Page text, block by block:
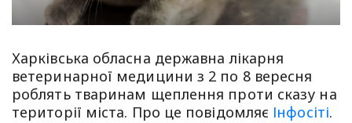
Харківська обласна державна лікарня
ветеринарної медицини з 2 по 8 вересня
роблять тваринам щеплення проти сказу на
території міста. Про це повідомляє Інфосіті.